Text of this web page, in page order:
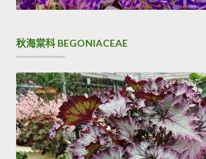
秋海棠科 BEGONIACEAE